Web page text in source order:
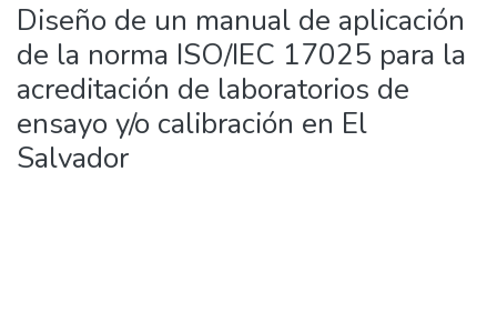
Diseño de un manual de aplicación
de la norma ISO/IEC 17025 para la
acreditación de laboratorios de
ensayo y/o calibración en El
Salvador